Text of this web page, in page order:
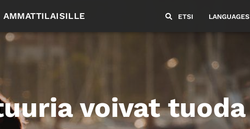
AMMATTILAISILLE ETSI LANGUAGES
voivat tuoda